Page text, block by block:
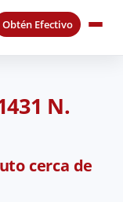
Obtén Efectivo
N.
cerca de